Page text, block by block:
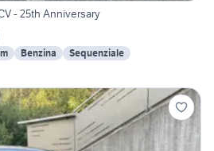
- 25th Anniversary
Benzina
Sequenziale